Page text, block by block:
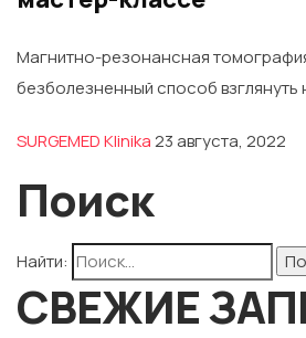
Магнитно-резонансная
безболезненный способ взглянуть
SURGEMED Klinika23 августа, 2022
Поиск
Найти:
СВЕЖИЕ